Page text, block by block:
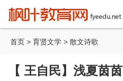
首页 > 育贤文学 > 散文诗歌
【 王自民】浅夏茵茵